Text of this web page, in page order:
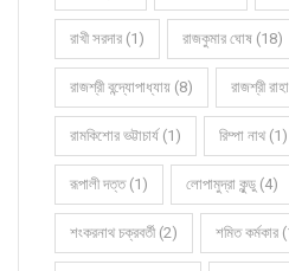
রাখী সরদার (1) রাজকুমার ঘোষ (18)
রাজশ্রী বন্দ্যোপাধ্যায় (8) রাজশ্রী
রামকিশোর ভট্টাচার্য (1) রিম্পা নাথ (1)
রূপালী দত্ত (1) লোপামুদ্রা কুন্ডু (4)
শংকরনাথ চক্রবর্তী (2) শমিত কর্মকার